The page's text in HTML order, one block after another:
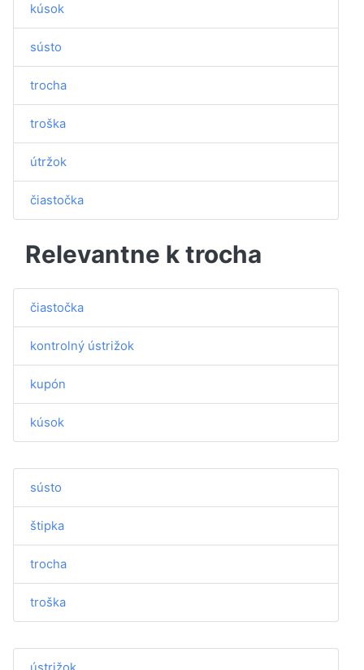
kúsok
sústo
trocha
troška
útržok
čiastočka
Relevantne k trocha
čiastočka
kontrolný ústrižok
kupón
kúsok
sústo
štipka
trocha
troška